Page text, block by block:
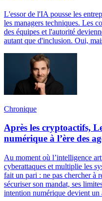
L'essor de l'IA pousse les
les managers techniques. Les
des équipes et l'autorité
autant que d'inclusion. Oui,
Chronique
Après les cryptoactifs,
numérique à l’ère des
Au moment où l’intelligence
cyberattaques et multiplie les
fait un pari : ne pas chercher à
sécuriser son mandat, ses
intention numérique devient un